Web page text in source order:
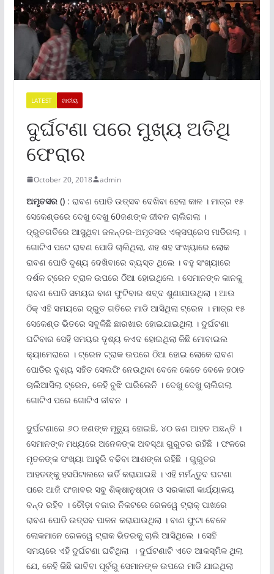
LATEST ଜାତୀୟ
ଦୁର୍ଘଟଣା ପରେ ମୁଖ୍ୟ ଅତିଥି
ଫେରାର
October 20, 2018 admin
ଅମୃତସର () : ରାବଣ ପୋଡି ଉତ୍ସବ ଦେଖିବା ହେଲା କାଳ । ମାତ୍ର ୧୫
ସେକେଣ୍ଡରେ ଦେଖୁ ଦେଖୁ 60ଜଣଙ୍କ ଜୀବନ ଚାଲିଗଲା ।
ଦ୍ରୁତଗତିରେ ଆସୁଥିବା ଜଳନ୍ଦର-ଅମୃତସର ଏକ୍ସପ୍ରେସ ମାଡିଗଲା ।
ଗୋଟିଏ ପଟେ ରାବଣ ପୋଡି ଚାଲିଥିଲା, ଶହ ଶହ ସଂଖ୍ୟାରେ ଲୋକ
ରାବଣ ପୋଡି ଦୃଶ୍ୟ ଦେଖିବାରେ ବ୍ୟସ୍ତ ଥିଲେ । ବହୁ ସଂଖ୍ୟାରେ
ଦର୍ଶକ ଟ୍ରେନ ଟ୍ରାକ ଉପରେ ଠିଆ ହୋଇଥିଲେ । ସେମାନଙ୍କ କାନକୁ
ରାବଣ ପୋଡି ସମୟର ବାଣ ଫୁଟିବାର ଶବ୍ଦ ଶୁଣାଯାଉଥିଲା । ଆଉ
ଠିକ୍ ଏହି ସମୟରେ ଦ୍ରୁତ ଗତିରେ ମାଡି ଆସିଥିଲା ଟ୍ରେନ । ମାତ୍ର ୧୫
ସେକେଣ୍ଡ ଭିତରେ ସବୁକିଛି ଛାରଖାର ହୋଇଯାଇଥିଲା । ଦୁର୍ଘଟଣା
ଘଟିବାର ସେହି ସମୟର ଦୃଶ୍ୟ କଏଦ ହୋଇଥିଲା କିଛି ମୋବାଇଲ
କ୍ୟାମେରାରେ । ଟ୍ରେନ ଟ୍ରାକ ଉପରେ ଠିଆ ହୋଇ ଲୋକେ ରାବଣ
ପୋଡିର ଦୃଶ୍ୟ ସହିତ ସେଲଫି ନେଉଥିବା ବେଳେ କେତେ ବେଳେ ହଠାତ
ଚାଲିଆସିଲା ଟ୍ରେନ, କେହି ବୁଝି ପାରିଲେନି । ଦେଖୁ ଦେଖୁ ଚାଲିଗଲା
ଗୋଟିଏ ପରେ ଗୋଟିଏ ଜୀବନ ।
ଦୁର୍ଘଟଣାରେ ୬୦ ଜଣଙ୍କ ମୃତ୍ୟୁ ହୋଇଛି, ୪୦ ଜଣ ଆହତ ଅଛନ୍ତି ।
ସେମାନଙ୍କ ମଧ୍ୟରେ ଅନେକଙ୍କ ଅବସ୍ଥା ଗୁରୁତର ରହିଛି । ଫଳରେ
ମୃତକଙ୍କ ସଂଖ୍ୟା ଆହୁରି ବଢିବା ଆଶଙ୍କା ରହିଛି । ଗୁରୁତର
ଆହତଙ୍କୁ ହସପିଟାଲରେ ଭର୍ତି କରାଯାଇଛି । ଏହି ମର୍ମନ୍ତୁଦ ଘଟଣା
ପରେ ଆଜି ପଂଜାବର ସବୁ ଶିକ୍ଷାନୁଷ୍ଠାନ ଓ ସରକାରୀ କାର୍ଯ୍ୟାଳୟ
ବନ୍ଦ ରହିବ । ଚୌଡ଼ା ବଜାର ନିକଟରେ ରେଳୱେ ଟ୍ରାକ୍ ପାଖରେ
ରାବଣ ପୋଡି ଉତ୍ସବ ପାଳନ କରାଯାଉଥିଲା । ବାଣ ଫୁଟା ବେଳେ
ଲୋକମାନେ ରେଳୱେ ଟ୍ରାକ ଭିତରକୁ ଚାଲି ଆସିଥିଲେ । ସେହି
ସମୟରେ ଏହି ଦୁର୍ଘଟଣା ଘଟିଥିଲା । ଦୁର୍ଘଟଣାଟି ଏତେ ଆକସ୍ମିକ ଥିଲା
ଯେ, କେହି କିଛି ଭାବିବା ପୂର୍ବରୁ ସେମାନଙ୍କ ଉପରେ ମାଡି ଯାଇଥିଲା